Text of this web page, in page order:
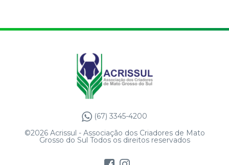
(67) 3345-4200
©2026 Acrissul - Associação dos Criadores de Mato
Grosso do Sul Todos os direitos reservados